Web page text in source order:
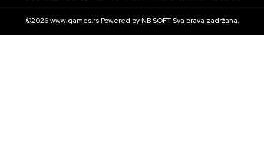
©2026www.games.rs Powered byNB SOFTSva prava zadržana.